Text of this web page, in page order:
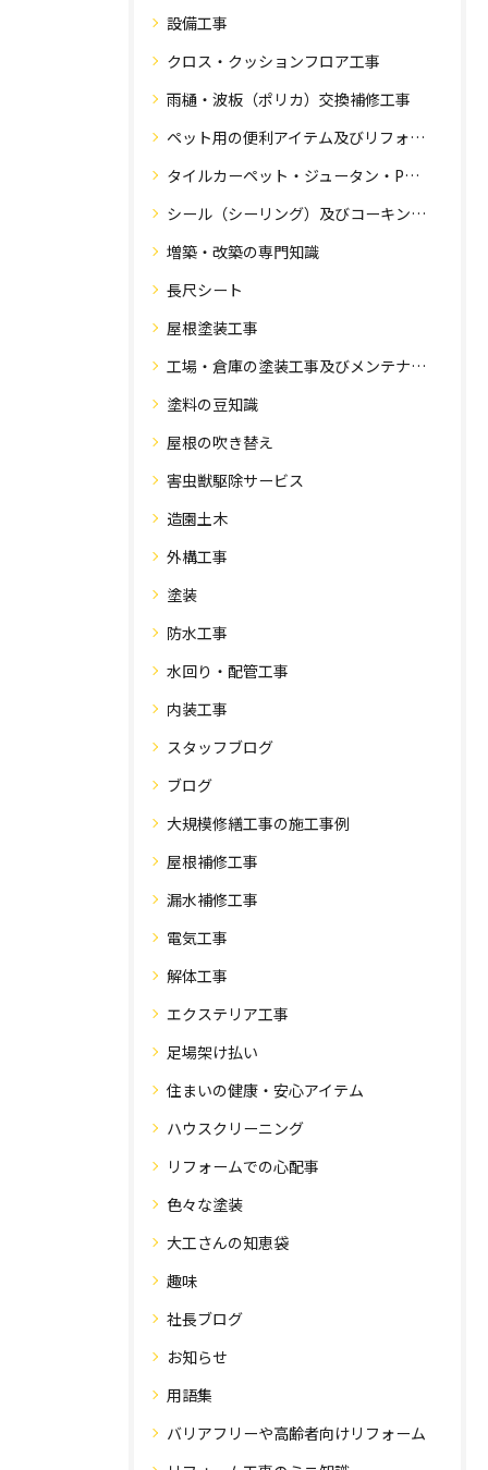
設備工事
クロス・クッションフロア工事
雨樋・波板（ポリカ）交換補修工事
ペット用の便利アイテム及びリフォーム工事
タイルカーペット・ジュータン・Pタイル・床・フローリング工事
シール（シーリング）及びコーキング工事の専門知識
増築・改築の専門知識
長尺シート
屋根塗装工事
工場・倉庫の塗装工事及びメンテナンス
塗料の豆知識
屋根の吹き替え
害虫獣駆除サービス
造園土木
外構工事
塗装
防水工事
水回り・配管工事
内装工事
スタッフブログ
ブログ
大規模修繕工事の施工事例
屋根補修工事
漏水補修工事
電気工事
解体工事
エクステリア工事
足場架け払い
住まいの健康・安心アイテム
ハウスクリーニング
リフォームでの心配事
色々な塗装
大工さんの知恵袋
趣味
社長ブログ
お知らせ
用語集
バリアフリーや高齢者向けリフォーム